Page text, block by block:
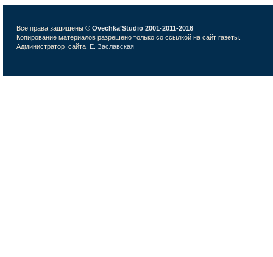
Все права защищены © Ovechka’Studio 2001-2011-2016
Копирование материалов разрешено только со ссылкой на сайт газеты.
Администратор сайта Е. Заславская